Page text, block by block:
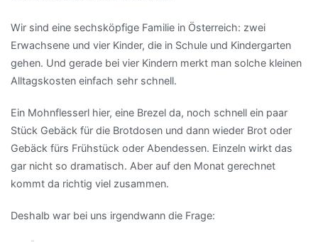
Wir sind eine sechsköpfige Familie in Österreich: zwei
Erwachsene und vier Kinder, die in Schule und Kindergarten
gehen. Und gerade bei vier Kindern merkt man solche kleinen
Alltagskosten einfach sehr schnell.
Ein Mohnflesserl hier, eine Brezel da, noch schnell ein paar
Stück Gebäck für die Brotdosen und dann wieder Brot oder
Gebäck fürs Frühstück oder Abendessen. Einzeln wirkt das
gar nicht so dramatisch. Aber auf den Monat gerechnet
kommt da richtig viel zusammen.
Deshalb war bei uns irgendwann die Frage: